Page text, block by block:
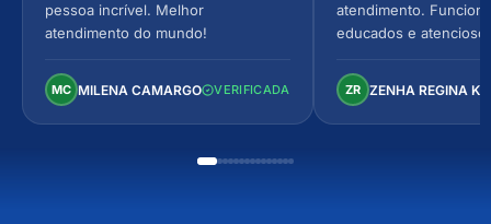
pessoa incrível. Melhor
atendimento do mundo!
MC MILENA CAMARGO VERIFICADA
atendimento.
educados e
Perfeito!
ZR ZENHA REGINA